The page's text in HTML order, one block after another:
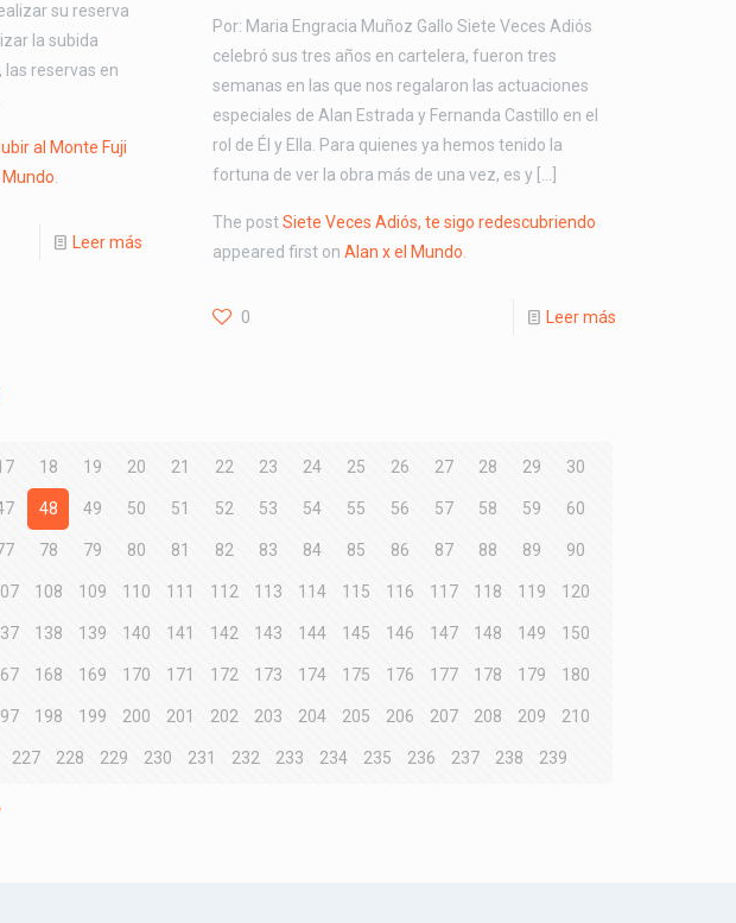
su reserva
la subida
reservas en
al Monte Fuji
Leer más
Por: Maria Engracia Muñoz Gallo ​​Siete Veces Adiós
celebró sus tres años en cartelera, fueron tres
semanas en las que nos regalaron las actuaciones
especiales de Alan Estrada y Fernanda Castillo en el
rol de Él y Ella. Para quienes ya hemos tenido la
fortuna de ver la obra más de una vez, es y […]
The postSiete Veces Adiós, te sigo redescubriendo
appeared first onAlan x el Mundo
0 Leer más
18 19 20 21 22 23 24 25 26 27 28 29 30
48 49 50 51 52 53 54 55 56 57 58 59 60
78 79 80 81 82 83 84 85 86 87 88 89 90
108 109 110 111 112 113 114 115 116 117 118 119 120
138 139 140 141 142 143 144 145 146 147 148 149 150
168 169 170 171 172 173 174 175 176 177 178 179 180
198 199 200 201 202 203 204 205 206 207 208 209 210
227 228 229 230 231 232 233 234 235 236 237 238 239